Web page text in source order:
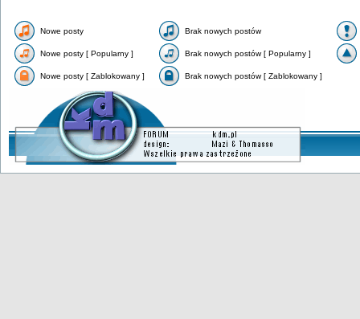
Nowe posty Brak nowych postów
Nowe posty [ Popularny ] Brak nowych postów [ Popularny ]
Nowe posty [ Zablokowany ] Brak nowych postów [ Zablokowany ]